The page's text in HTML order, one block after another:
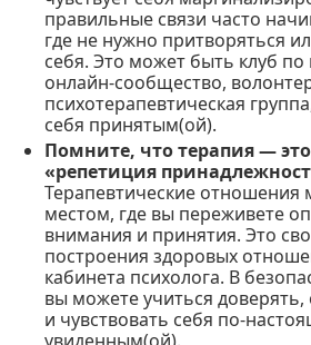
правильные связи часто
где не нужно притворяться
себя. Это может быть клуб по
онлайн-сообщество,
психотерапевтическая
себя принятым(ой).
Помните, что терапия —
«репетиция
Терапевтические отношения
местом, где вы переживете
внимания и принятия. Это
построения здоровых
кабинета психолога. В
вы можете учиться доверять,
и чувствовать себя по-
увиденным(ой).